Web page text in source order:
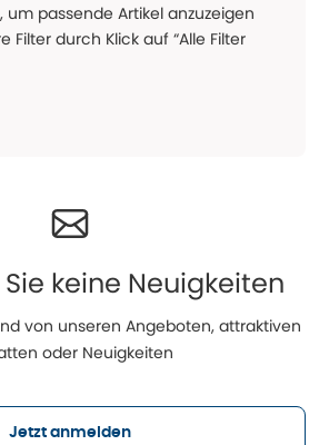
um passende Artikel anzuzeigen
Filter durch Klick auf “Alle Filter
keine Neuigkeiten
von unseren Angeboten, attraktiven
oder Neuigkeiten
Jetzt anmelden